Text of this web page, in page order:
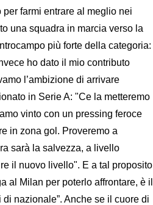
farmi entrare al meglio nei
una squadra in marcia verso la
più forte della categoria:
ho dato il mio contributo
l’ambizione di arrivare
in Serie A: "Ce la metteremo
vinto con un pressing feroce
in zona gol. Proveremo a
sarà la salvezza, a livello
il nuovo livello". E a tal proposito
al Milan per poterlo affrontare, è il
nazionale”. Anche se il cuore di